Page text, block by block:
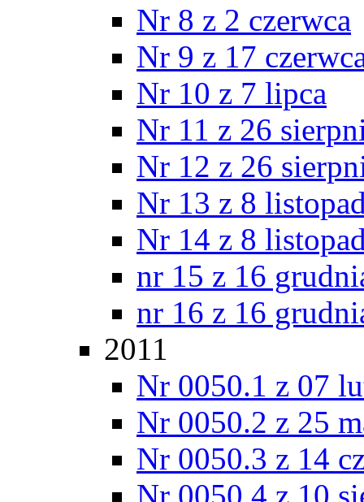
Nr 8 z 2 czerwca
Nr 9 z 17
Nr 10 z 7 lipca
Nr 11 z 26
Nr 12 z 26
Nr 13 z 8
Nr 14 z 8
nr 15 z 16
nr 16 z 16
2011
Nr 0050.1 z 07
Nr 0050.2 z 25
Nr 0050.3 z 14
Nr 0050.4 z 10